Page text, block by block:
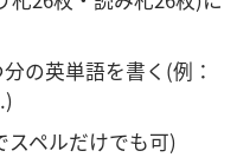
の英単語を書く(例：
ペルだけでも可)